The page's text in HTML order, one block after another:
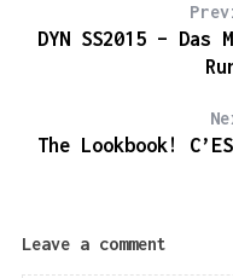
DYN SS2015 – Das
The Lookbook!
Leave a comment